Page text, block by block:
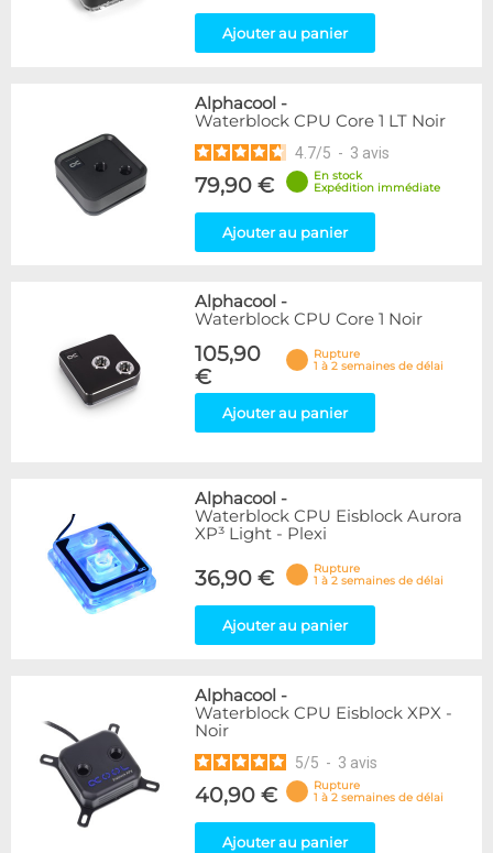
Ajouter au panier
Alphacool -
Waterblock CPU Core 1 LT Noir
4.7/5 - 3 avis
79,90 €
En stock
Expédition immédiate
Ajouter au panier
Alphacool -
Waterblock CPU Core 1 Noir
105,90
€
Rupture
1 à 2 semaines de délai
Ajouter au panier
Alphacool -
Waterblock CPU Eisblock Aurora
XP³ Light - Plexi
36,90 €
Rupture
1 à 2 semaines de délai
Ajouter au panier
Alphacool -
Waterblock CPU Eisblock XPX -
Noir
5/5 - 3 avis
40,90 €
Rupture
1 à 2 semaines de délai
Ajouter au panier